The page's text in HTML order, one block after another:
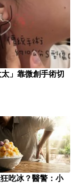
」靠微創手術切
吃冰？醫警：小